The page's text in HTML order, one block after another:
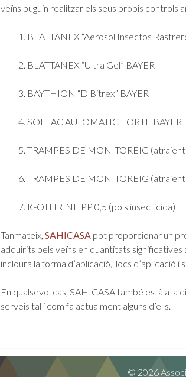
veïns puguin realitzar els seus propis controls
1. BLATTANEX “Aerosol Insectos
2. BLATTANEX “Ultra Gel” BAYER
3. BAYTHION “D Bitrex” BAYER
4. SOLFAC AUTOMATIC FORTE BAYER
5. TRAMPES DE MONITOREIG
6. TRAMPES DE MONITOREIG
7. K-OTHRINE PP 0,5 (pols insecticida)
Tanmateix,SAHICASA pot proporcionar un
adquirits pels veïns en quantitats
inclourà la forma d’aplicació, llocs d’aplicació i
En qualsevol cas, SAHICASA també està a la
serveis tal i com fa actualment alguns d’ells.
© 2026